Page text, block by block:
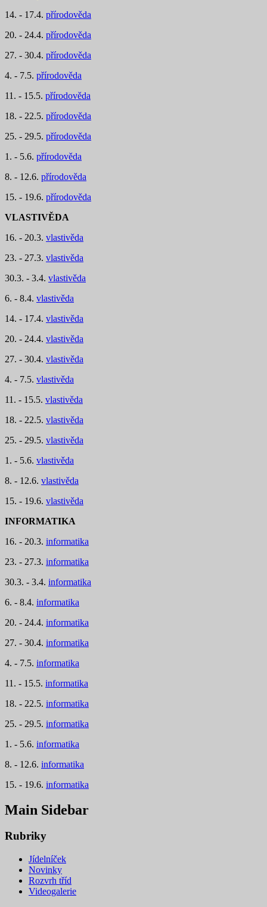
14. - 17.4. přírodověda
20. - 24.4. přírodověda
27. - 30.4. přírodověda
4. - 7.5. přírodověda
11. - 15.5. přírodověda
18. - 22.5. přírodověda
25. - 29.5. přírodověda
1. - 5.6. přírodověda
8. - 12.6. přírodověda
15. - 19.6. přírodověda
VLASTIVĚDA
16. - 20.3. vlastivěda
23. - 27.3. vlastivěda
30.3. - 3.4. vlastivěda
6. - 8.4. vlastivěda
14. - 17.4. vlastivěda
20. - 24.4. vlastivěda
27. - 30.4. vlastivěda
4. - 7.5. vlastivěda
11. - 15.5. vlastivěda
18. - 22.5. vlastivěda
25. - 29.5. vlastivěda
1. - 5.6. vlastivěda
8. - 12.6. vlastivěda
15. - 19.6. vlastivěda
INFORMATIKA
16. - 20.3. informatika
23. - 27.3. informatika
30.3. - 3.4. informatika
6. - 8.4. informatika
20. - 24.4. informatika
27. - 30.4. informatika
4. - 7.5. informatika
11. - 15.5. informatika
18. - 22.5. informatika
25. - 29.5. informatika
1. - 5.6. informatika
8. - 12.6. informatika
15. - 19.6. informatika
Main Sidebar
Rubriky
Jídelníček
Novinky
Rozvrh tříd
Videogalerie